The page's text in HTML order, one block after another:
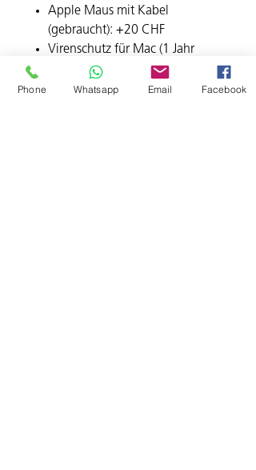
Apple Maus mit Kabel
(gebraucht): +20 CHF
Virenschutz für Mac (1 Jahr
Lizenz):+39 CHF
Microsoft Office 2024
Phone Whatsapp Email Facebook